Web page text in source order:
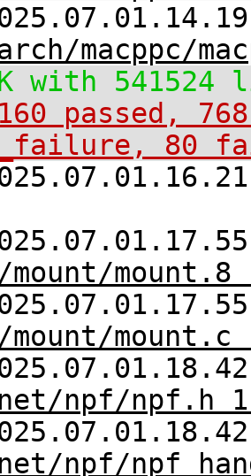
macppc/
with 541524
passed,
80
mount.8
mount.c
npf/npf.h
npf/